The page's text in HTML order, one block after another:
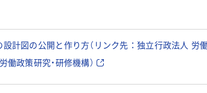
図の公開と作り方（リンク先：独立行政法人 労働
政策研究・研修機構）